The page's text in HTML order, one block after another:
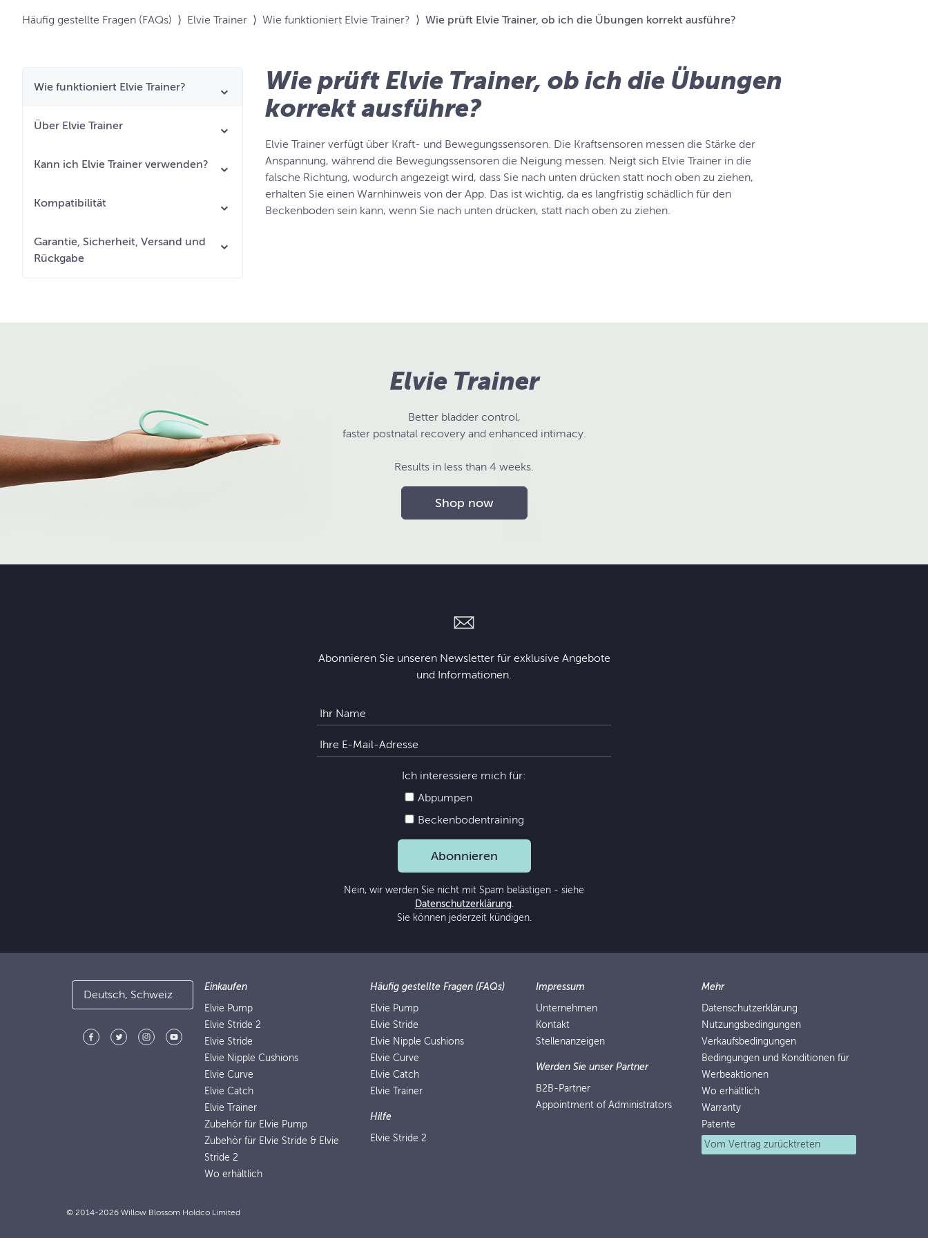
Häufig gestellte Fragen (FAQs) ⟩ Elvie Trainer ⟩ Wie funktioniert Elvie Trainer? ⟩ Wie prüft Elvie Trainer, ob ich die Übungen korrekt ausführe?
Wie funktioniert Elvie Trainer?
Über Elvie Trainer
Kann ich Elvie Trainer verwenden?
Kompatibilität
Garantie, Sicherheit, Versand und
Rückgabe
Wie prüft Elvie Trainer, ob ich die Übungen
korrekt ausführe?
Elvie Trainer verfügt über Kraft- und Bewegungssensoren. Die Kraftsensoren messen die Stärke der
Anspannung, während die Bewegungssensoren die Neigung messen. Neigt sich Elvie Trainer in die
falsche Richtung, wodurch angezeigt wird, dass Sie nach unten drücken statt noch oben zu ziehen,
erhalten Sie einen Warnhinweis von der App. Das ist wichtig, da es langfristig schädlich für den
Beckenboden sein kann, wenn Sie nach unten drücken, statt nach oben zu ziehen.
Elvie Trainer
Better bladder control,
faster postnatal recovery and enhanced intimacy.
Results in less than 4 weeks.
Shop now
Abonnieren Sie unseren Newsletter für exklusive Angebote
und Informationen.
Ich interessiere mich für:
Abpumpen
Beckenbodentraining
Abonnieren
Nein, wir werden Sie nicht mit Spam belästigen - siehe
Datenschutzerklärung.
Sie können jederzeit kündigen.
Deutsch, Schweiz
Einkaufen
Elvie Pump
Elvie Stride 2
Elvie Stride
Elvie Nipple Cushions
Elvie Curve
Elvie Catch
Elvie Trainer
Zubehör für Elvie Pump
Zubehör für Elvie Stride & Elvie
Stride 2
Wo erhältlich
Häufig gestellte Fragen (FAQs)
Elvie Pump
Elvie Stride
Elvie Nipple Cushions
Elvie Curve
Elvie Catch
Elvie Trainer
Hilfe
Elvie Stride 2
Impressum
Unternehmen
Kontakt
Stellenanzeigen
Werden Sie unser Partner
B2B-Partner
Appointment of Administrators
Mehr
Datenschutzerklärung
Nutzungsbedingungen
Verkaufsbedingungen
Bedingungen und Konditionen für
Werbeaktionen
Wo erhältlich
Warranty
Patente
Vom Vertrag zurücktreten
© 2014-2026 Willow Blossom Holdco Limited